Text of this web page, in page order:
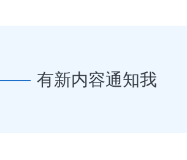
有新内容通知我